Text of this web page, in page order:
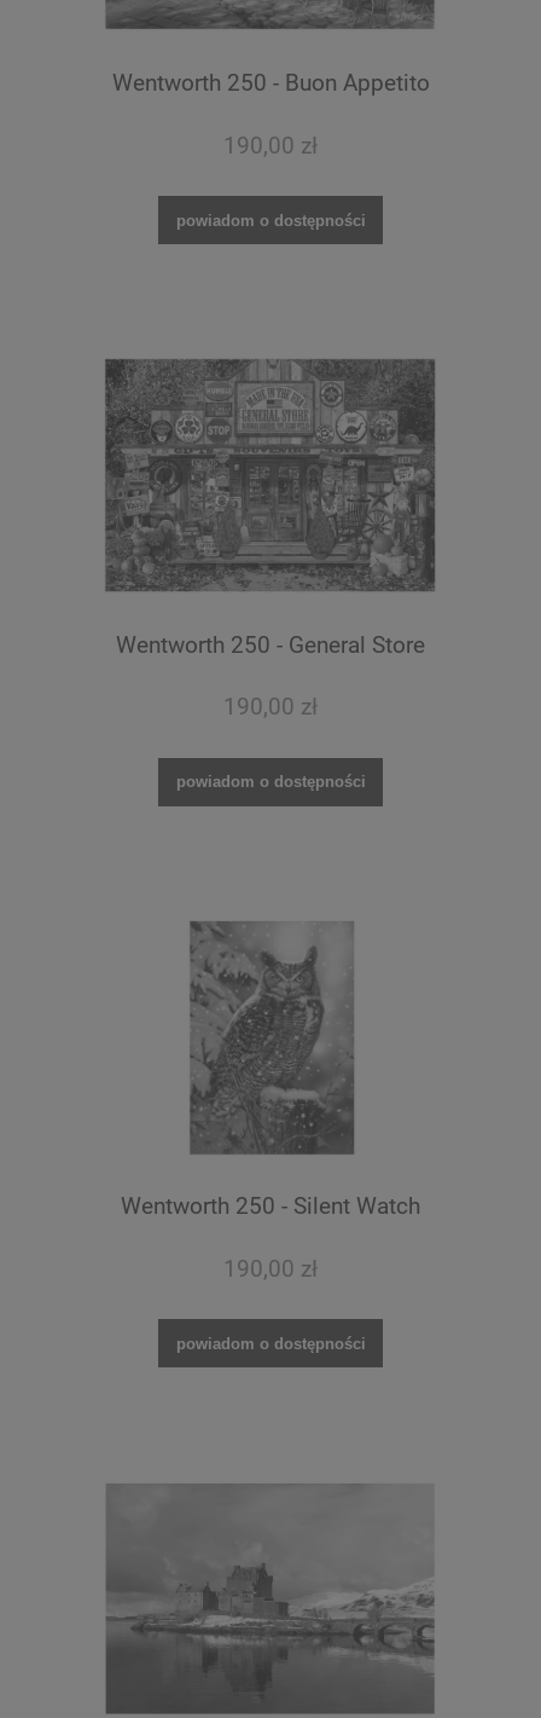
Wentworth 250 - Buon Appetito
190,00 zł
powiadom o dostępności
Wentworth 250 - General Store
190,00 zł
powiadom o dostępności
Wentworth 250 - Silent Watch
190,00 zł
powiadom o dostępności